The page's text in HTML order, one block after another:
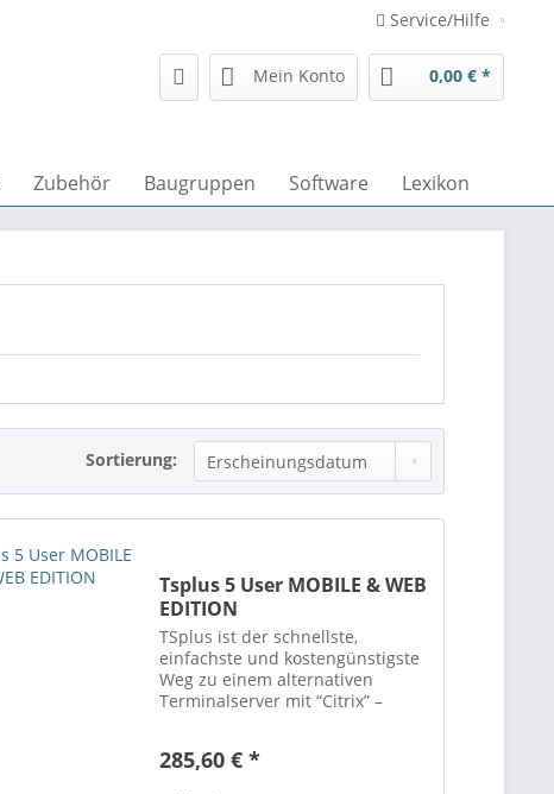
Service/Hilfe
Mein Konto 0,00 € *
Zubehör Baugruppen Software Lexikon
Sortierung:
Tsplus 5 User MOBILE & WEB
EDITION
TSplus ist der schnellste,
einfachste und kostengünstigste
Weg zu einem alternativen
Terminalserver mit “Citrix” –
auf einem “Server” ab Windows 7
285,60 € *